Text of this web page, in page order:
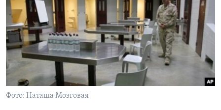
Фото: Наташа Мозговая